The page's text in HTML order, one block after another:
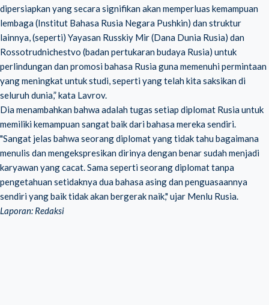
dipersiapkan yang secara signifikan akan memperluas kemampuan
lembaga (Institut Bahasa Rusia Negara Pushkin) dan struktur
lainnya, (seperti) Yayasan Russkiy Mir (Dana Dunia Rusia) dan
Rossotrudnichestvo (badan pertukaran budaya Rusia) untuk
perlindungan dan promosi bahasa Rusia guna memenuhi permintaan
yang meningkat untuk studi, seperti yang telah kita saksikan di
seluruh dunia,” kata Lavrov.
Dia menambahkan bahwa adalah tugas setiap diplomat Rusia untuk
memiliki kemampuan sangat baik dari bahasa mereka sendiri.
"Sangat jelas bahwa seorang diplomat yang tidak tahu bagaimana
menulis dan mengekspresikan dirinya dengan benar sudah menjadi
karyawan yang cacat. Sama seperti seorang diplomat tanpa
pengetahuan setidaknya dua bahasa asing dan penguasaannya
sendiri yang baik tidak akan bergerak naik," ujar Menlu Rusia.
Laporan: Redaksi